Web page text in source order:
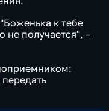
к тебе
не получается", –